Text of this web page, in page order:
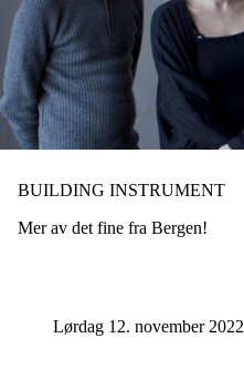
BUILDING INSTRUMENT
Mer av det fine fra Bergen!
Lørdag 12. november 2022